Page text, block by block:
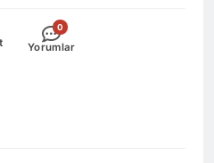
0
Yorumlar